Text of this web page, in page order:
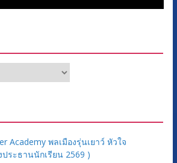
Academy พลเมืองรุ่นเยาว์ หัวใจ
ระธานนักเรียน 2569 )